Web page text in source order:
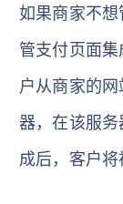
如果商家不
管支付页面
户从商家的
器，在该服
成后，客户将